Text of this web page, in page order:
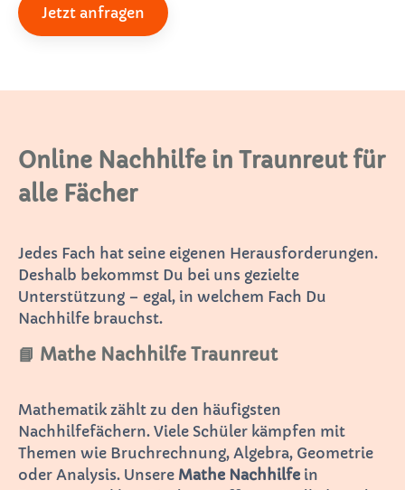
Jetzt anfragen
Online Nachhilfe in Traunreut für
alle Fächer
Jedes Fach hat seine eigenen Herausforderungen.
Deshalb bekommst Du bei uns gezielte
Unterstützung – egal, in welchem Fach Du
Nachhilfe brauchst.
📘 Mathe Nachhilfe Traunreut
Mathematik zählt zu den häufigsten
Nachhilfefächern. Viele Schüler kämpfen mit
Themen wie Bruchrechnung, Algebra, Geometrie
oder Analysis. Unsere Mathe Nachhilfe in